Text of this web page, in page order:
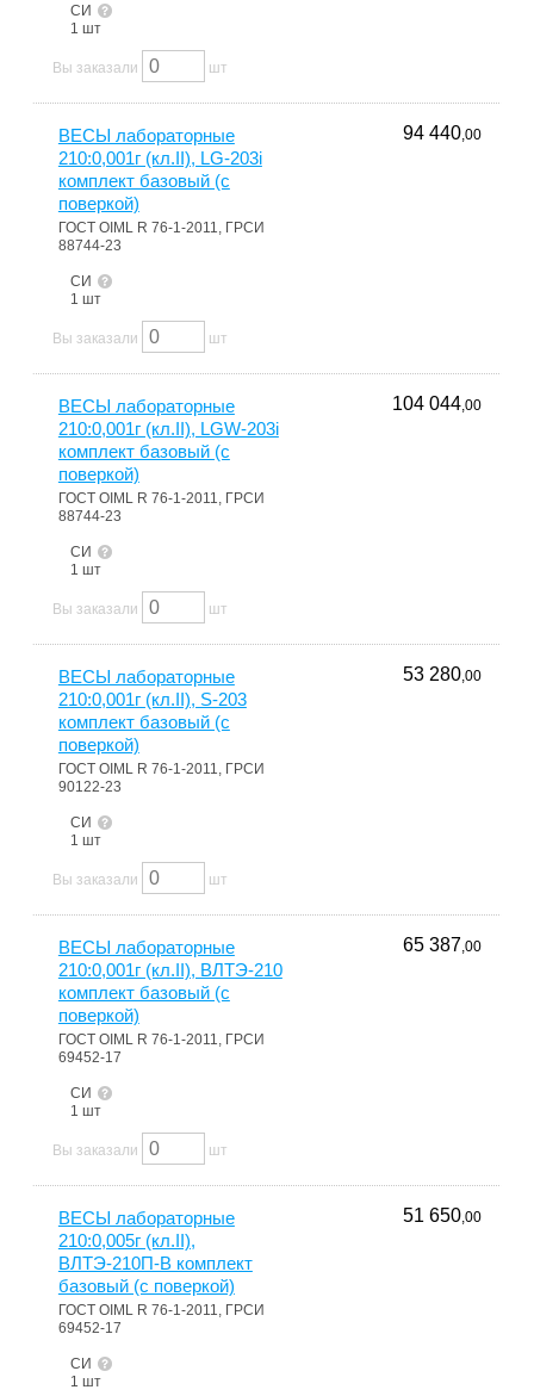
СИ
1 шт
Вы заказали шт
ВЕСЫ лабораторные
210:0,001г (кл.II), LG-203i
комплект базовый (с
поверкой)
ГОСТ OIML R 76-1-2011, ГРСИ
88744-23
СИ
1 шт
94 440,00
Вы заказали шт
ВЕСЫ лабораторные
210:0,001г (кл.II), LGW-203i
комплект базовый (с
поверкой)
ГОСТ OIML R 76-1-2011, ГРСИ
88744-23
СИ
1 шт
104 044,00
Вы заказали шт
ВЕСЫ лабораторные
210:0,001г (кл.II), S-203
комплект базовый (с
поверкой)
ГОСТ OIML R 76-1-2011, ГРСИ
90122-23
СИ
1 шт
53 280,00
Вы заказали шт
ВЕСЫ лабораторные
210:0,001г (кл.II), ВЛТЭ-210
комплект базовый (с
поверкой)
ГОСТ OIML R 76-1-2011, ГРСИ
69452-17
СИ
1 шт
65 387,00
Вы заказали шт
ВЕСЫ лабораторные
210:0,005г (кл.II),
ВЛТЭ-210П-В комплект
базовый (с поверкой)
ГОСТ OIML R 76-1-2011, ГРСИ
69452-17
СИ
1 шт
51 650,00